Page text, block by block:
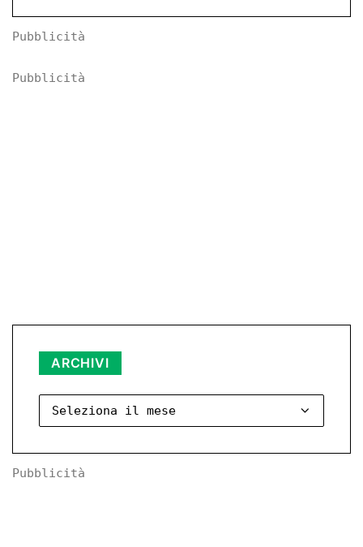
Pubblicità
Pubblicità
ARCHIVI
Pubblicità